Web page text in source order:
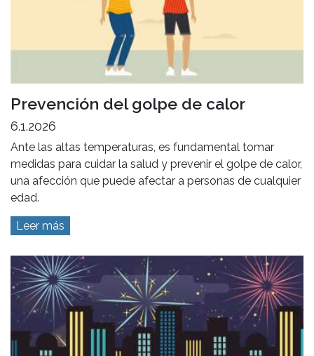
Prevención del golpe de calor
6.1.2026
Ante las altas temperaturas, es fundamental tomar
medidas para cuidar la salud y prevenir el golpe de calor,
una afección que puede afectar a personas de cualquier
edad.
Leer más